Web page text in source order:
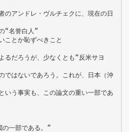
のアンドレ・ヴルチェクに、現在の日
“名誉白人”
ことか恥ずべきこと
るだろうが、少なくとも“反米サヨ
ではないであろう。これが、日本（沖
いう事実も、この論文の重い一部であ
の一部である。”